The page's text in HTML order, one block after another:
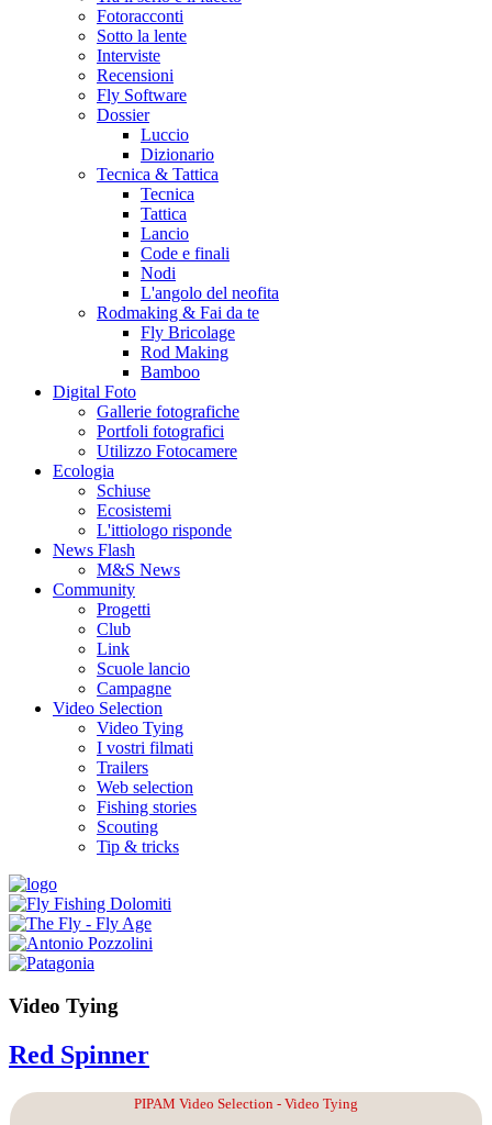
Fotoracconti
Sotto la lente
Interviste
Recensioni
Fly Software
Dossier
Luccio
Dizionario
Tecnica & Tattica
Tecnica
Tattica
Lancio
Code e finali
Nodi
L'angolo del neofita
Rodmaking & Fai da te
Fly Bricolage
Rod Making
Bamboo
Digital Foto
Gallerie fotografiche
Portfoli fotografici
Utilizzo Fotocamere
Ecologia
Schiuse
Ecosistemi
L'ittiologo risponde
News Flash
M&S News
Community
Progetti
Club
Link
Scuole lancio
Campagne
Video Selection
Video Tying
I vostri filmati
Trailers
Web selection
Fishing stories
Scouting
Tip & tricks
Video Tying
Red Spinner
PIPAM Video Selection - Video Tying